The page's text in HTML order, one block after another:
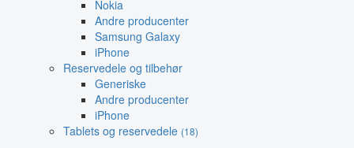
Nokia
Andre producenter
Samsung Galaxy
iPhone
Reservedele og tilbehør
Generiske
Andre producenter
iPhone
Tablets og reservedele (18)